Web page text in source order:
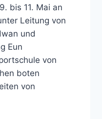
bis 11. Mai an
Leitung von
und
Eun
von
boten
von